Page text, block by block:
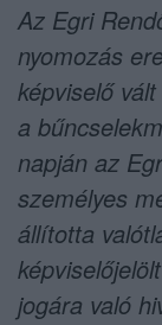
Az Egri
nyomozás
képviselő
a
napján az
személyes
állította
jogára való